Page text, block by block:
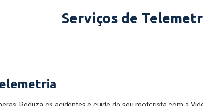
Serviços de
Reduza os acidentes e cuide do seu motorista com a